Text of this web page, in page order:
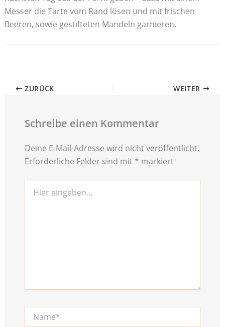
Messer die Tarte vom Rand lösen und mit frischen
Beeren, sowie gestifteten Mandeln garnieren.
ZURÜCK WEITER
Schreibe einen Kommentar
Deine E-Mail-Adresse wird nicht veröffentlicht.
Erforderliche Felder sind mit * markiert
eingeben…